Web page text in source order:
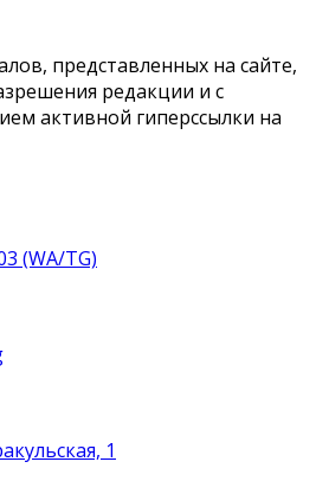
представленных на сайте,
редакции и с
активной гиперссылки на
(WA/TG)
1